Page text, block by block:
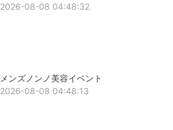
2026-08-08 04:48:32
メンズノンノ美容イベント
2026-08-08 04:48:13